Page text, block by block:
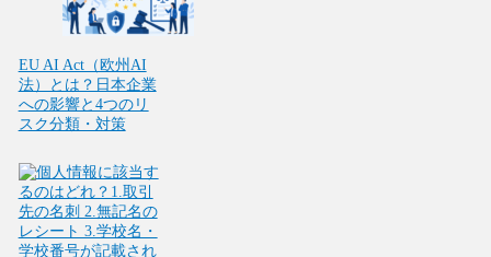
EU AI Act（欧州AI
法）とは？日本企業
への影響と4つのリ
スク分類・対策